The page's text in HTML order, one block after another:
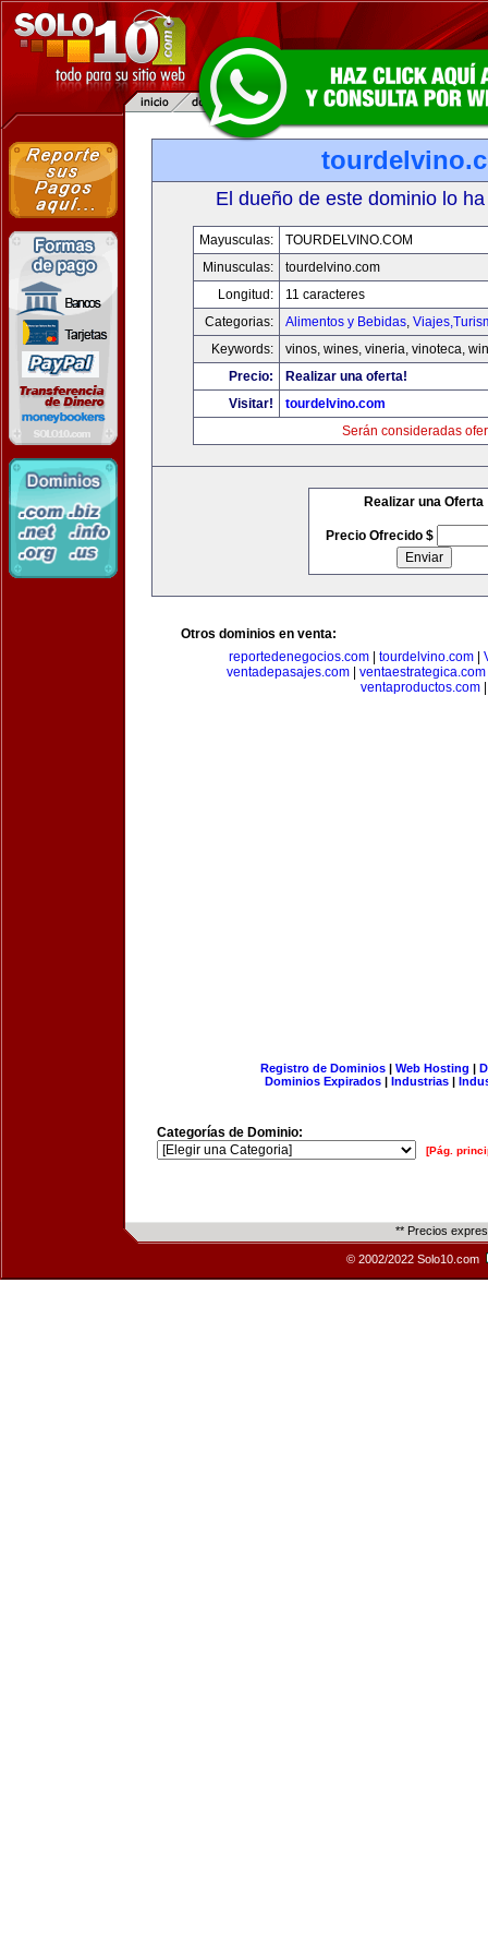
El dueño de este dominio lo
Mayusculas:
TOURDELVINO.COM
Minusculas:
tourdelvino.com
Longitud:
11 caracteres
Categorias:
Alimentos y Bebidas,
Keywords:
vinos, wines, vineria, vinoteca,
Precio:
Realizar una oferta!
Visitar!
tourdelvino.com
Serán consideradas
Realizar una Oferta
Precio Ofrecido $
Otros dominios en venta:
reportedenegocios.com| tourdelvino.com|
ventadepasajes.com
ventaestrategica.com
ventaproductos.com
Registro de Dominios| Web Hosting |
Dominios Expirados | Industrias |
Categorías de Dominio:
[Pág.
** Precios
© 2002/2022 Solo10.com